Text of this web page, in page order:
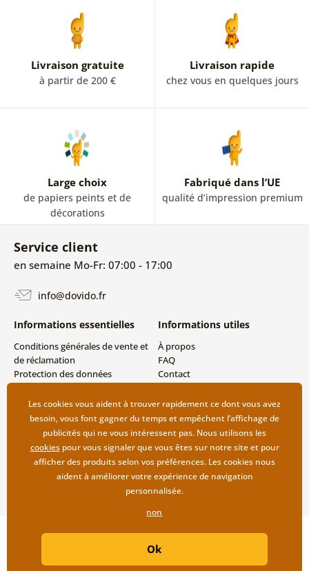
Livraison gratuite
à partir de 200 €
Livraison rapide
chez vous en quelques jours
Large choix
de papiers peints et de
décorations
Fabriqué dans l’UE
qualité d’impression premium
Service client
en semaine Mo-Fr: 07:00 - 17:00
info@dovido.fr
Informations essentielles
Conditions générales de vente et
de réclamation
Protection des données
Modes de livraison et de
paiement
Retour des produits
Informations utiles
À propos
FAQ
Contact
Copyright ©2019 © Dovido.fr.
| Boutique en ligne créée par
Les cookies vous aident à trouver rapidement ce dont vous avez
besoin, vous font gagner du temps et empêchent l’affichage de
publicités qui ne vous intéressent pas. Nous utilisons les
cookiespour vous signaler que vous êtes sur notre site et pour
afficher des produits selon vos préférences. Les cookies nous
aident à améliorer votre expérience de navigation
personnalisée.
non
Ok